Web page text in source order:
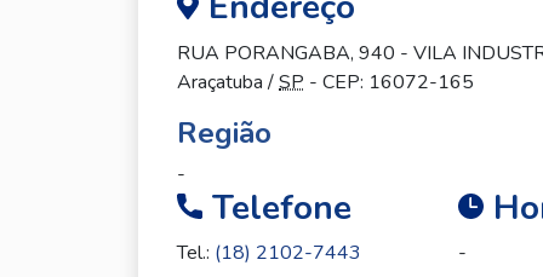
RUA PORANGABA, 940 - VILA
Araçatuba /SP - CEP: 16072-165
Região
-
Telefone
Tel.: (18) 2102-7443 -